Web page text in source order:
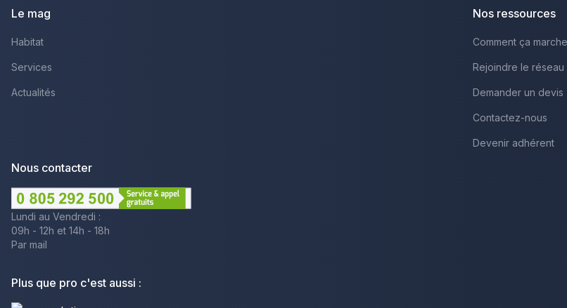
Le mag
Habitat
Services
Actualités
Nos ressources
Comment ça marche
Rejoindre le réseau
Demander un devis
Contactez-nous
Devenir adhérent
Nous contacter
Lundi au Vendredi :
09h - 12h et 14h - 18h
Par mail
Plus que pro c'est aussi :